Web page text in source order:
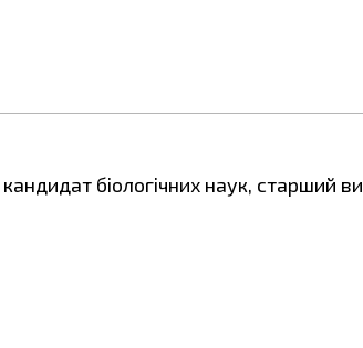
біологічних наук, старший